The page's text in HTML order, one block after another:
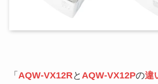
「 AQW-VX12R と AQW-VX12Pの違